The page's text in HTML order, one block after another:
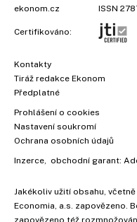
ekonom.cz
ISSN
Certifikováno:
Kontakty
Tiráž redakce Ekonom
Předplatné
Prohlášení o cookies
Nastavení soukromí
Ochrana osobních údajů
Inzerce , obchodní garant:
Jakékoliv užití obsahu,
Economia, a.s. zapovězeno.
zapovězeno též